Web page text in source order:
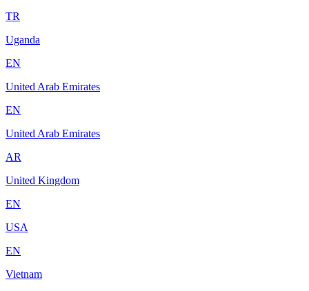
TR
Uganda
EN
United Arab Emirates
EN
United Arab Emirates
AR
United Kingdom
EN
USA
EN
Vietnam